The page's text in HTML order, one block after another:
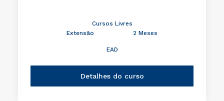
Cursos Livres
Extensão
2 Meses
EAD
Detalhes do curso